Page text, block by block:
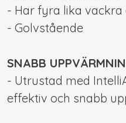
- Har fyra lika
- Golvstående
SNABB
- Utrustad med
effektiv och snabb